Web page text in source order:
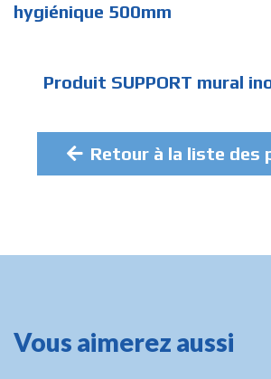
hygiénique 500mm
Produit SUPPORT mural
Retour à la liste des
Vous aimerez aussi